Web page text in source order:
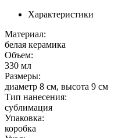
Характеристики
Материал:
белая керамика
Объем:
330 мл
Размеры:
диаметр 8 см, высота 9 см
Тип нанесения:
сублимация
Упаковка:
коробка